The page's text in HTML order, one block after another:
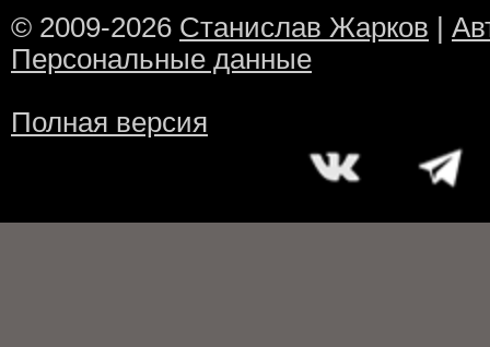
© 2009-2026 Станислав Жарков
Персональные данные
Полная версия